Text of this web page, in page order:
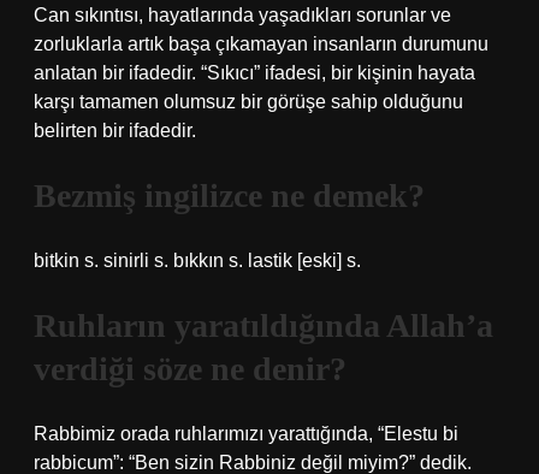
Can sıkıntısı, hayatlarında yaşadıkları sorunlar ve
zorluklarla artık başa çıkamayan insanların durumunu
anlatan bir ifadedir. “Sıkıcı” ifadesi, bir kişinin hayata
karşı tamamen olumsuz bir görüşe sahip olduğunu
belirten bir ifadedir.
Bezmiş ingilizce ne demek?
bitkin s. sinirli s. bıkkın s. lastik [eski] s.
Ruhların yaratıldığında Allah’a
verdiği söze ne denir?
Rabbimiz orada ruhlarımızı yarattığında, “Elestu bi
rabbicum”: “Ben sizin Rabbiniz değil miyim?” dedik.